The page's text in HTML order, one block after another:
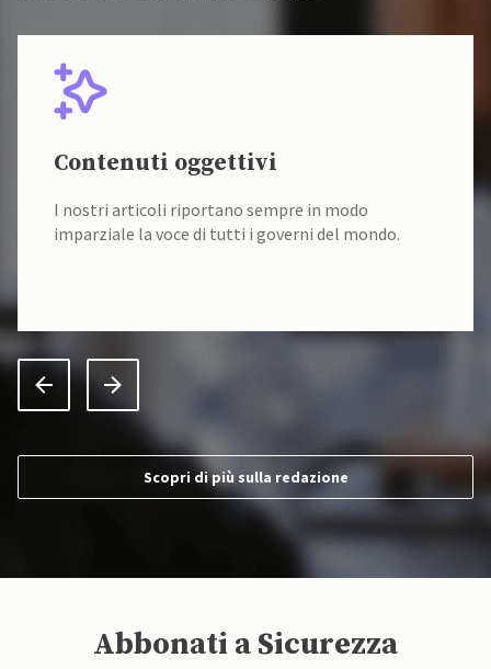
Contenuti oggettivi
I nostri articoli riportano sempre in modo
imparziale la voce di tutti i governi del mondo.
Scopri di più sulla redazione
Abbonati a Sicurezza